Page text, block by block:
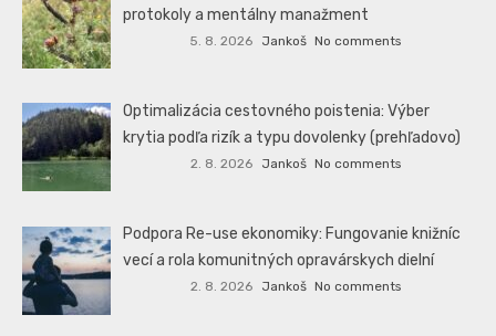
protokoly a mentálny manažment
5. 8. 2026 Jankoš No comments
Optimalizácia cestovného poistenia: Výber
krytia podľa rizík a typu dovolenky (prehľadovo)
2. 8. 2026 Jankoš No comments
Podpora Re-use ekonomiky: Fungovanie knižníc
vecí a rola komunitných opravárskych dielní
2. 8. 2026 Jankoš No comments